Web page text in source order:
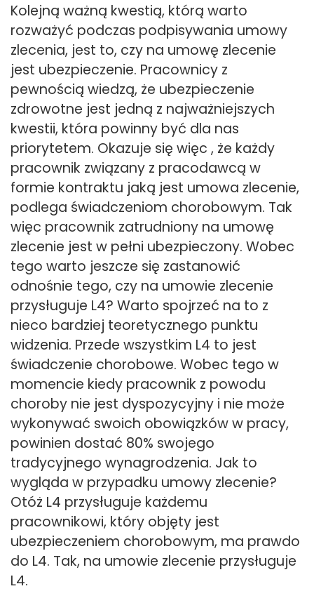
Kolejną ważną kwestią, którą warto
rozważyć podczas podpisywania umowy
zlecenia, jest to, czy na umowę zlecenie
jest ubezpieczenie. Pracownicy z
pewnością wiedzą, że ubezpieczenie
zdrowotne jest jedną z najważniejszych
kwestii, która powinny być dla nas
priorytetem. Okazuje się więc , że każdy
pracownik związany z pracodawcą w
formie kontraktu jaką jest umowa zlecenie,
podlega świadczeniom chorobowym. Tak
więc pracownik zatrudniony na umowę
zlecenie jest w pełni ubezpieczony. Wobec
tego warto jeszcze się zastanowić
odnośnie tego, czy na umowie zlecenie
przysługuje L4? Warto spojrzeć na to z
nieco bardziej teoretycznego punktu
widzenia. Przede wszystkim L4 to jest
świadczenie chorobowe. Wobec tego w
momencie kiedy pracownik z powodu
choroby nie jest dyspozycyjny i nie może
wykonywać swoich obowiązków w pracy,
powinien dostać 80% swojego
tradycyjnego wynagrodzenia. Jak to
wygląda w przypadku umowy zlecenie?
Otóż L4 przysługuje każdemu
pracownikowi, który objęty jest
ubezpieczeniem chorobowym, ma prawdo
do L4. Tak, na umowie zlecenie przysługuje
L4.